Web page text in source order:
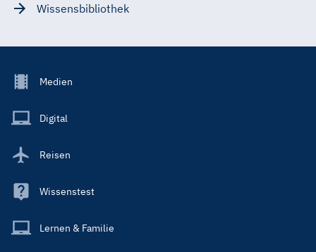
Wissensbibliothek
Footer
Main
Medien
Digital
Reisen
Wissenstest
Lernen & Familie